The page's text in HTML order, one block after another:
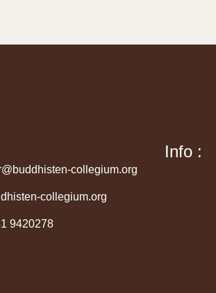
Info :
collegium.org
collegium.org
9420278